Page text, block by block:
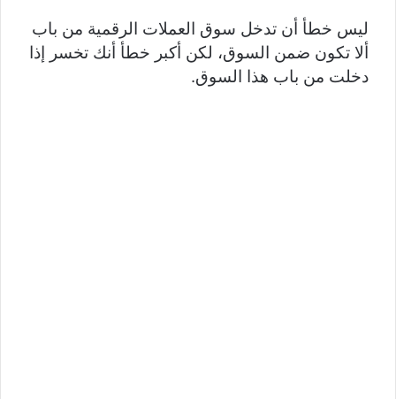
ليس خطأ أن تدخل سوق العملات الرقمية من باب
ألا تكون ضمن السوق، لكن أكبر خطأ أنك تخسر إذا
دخلت من باب هذا السوق.